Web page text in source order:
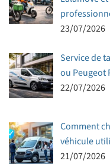
23/07/2026
Service de
ou Peugeot
22/07/2026
Comment
véhicule
21/07/2026